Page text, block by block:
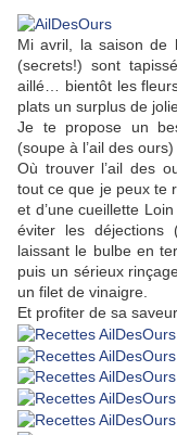
Mi avril, la saison de
(secrets!) sont
aillé… bientôt les
plats un surplus de
Je te propose un
(soupe à l’ail des
Où trouver l’ail des
tout ce que je peux te
et d’une cueillette
éviter les déjections
laissant le bulbe en
puis un sérieux
un filet de vinaigre.
Et profiter de sa